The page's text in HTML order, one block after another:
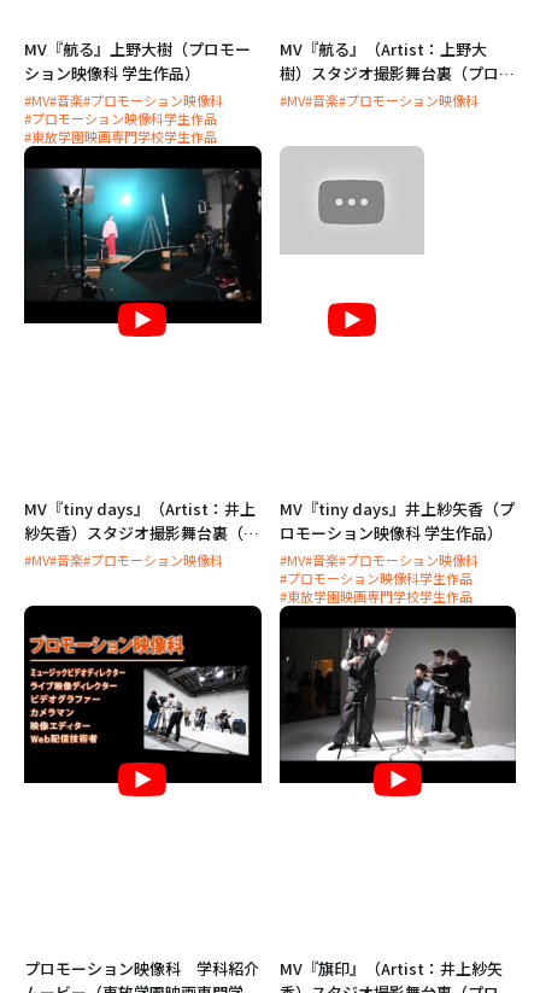
MV『航る』上野大樹（プロモー
ション映像科 学生作品）
#MV#音楽#プロモーション映像科
#プロモーション映像科学生作品
#東放学園映画専門学校学生作品
MV『航る』（Artist：上野大
樹）スタジオ撮影舞台裏（プロモ
ーション映像科）
#MV#音楽#プロモーション映像科
MV『tiny days』（Artist：井上
紗矢香）スタジオ撮影舞台裏（プ
ロモーション映像科）
#MV#音楽#プロモーション映像科
MV『tiny days』井上紗矢香（プ
ロモーション映像科 学生作品）
#MV#音楽#プロモーション映像科
#プロモーション映像科学生作品
#東放学園映画専門学校学生作品
プロモーション映像科 学科紹介
MV『旗印』（Artist：井上紗矢